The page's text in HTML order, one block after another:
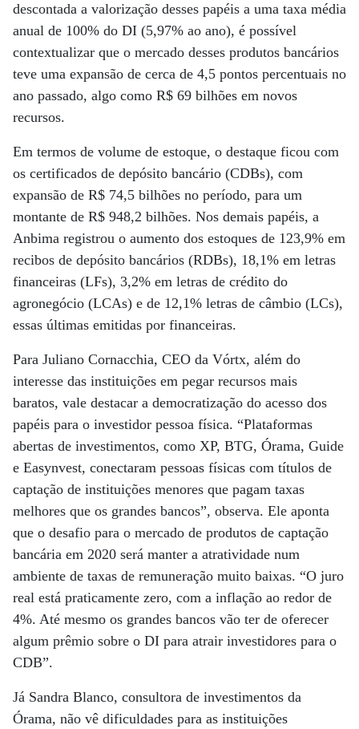
descontada a valorização desses papéis a uma taxa média
anual de 100% do DI (5,97% ao ano), é possível
contextualizar que o mercado desses produtos bancários
teve uma expansão de cerca de 4,5 pontos percentuais no
ano passado, algo como R$ 69 bilhões em novos
recursos.
Em termos de volume de estoque, o destaque ficou com
os certificados de depósito bancário (CDBs), com
expansão de R$ 74,5 bilhões no período, para um
montante de R$ 948,2 bilhões. Nos demais papéis, a
Anbima registrou o aumento dos estoques de 123,9% em
recibos de depósito bancários (RDBs), 18,1% em letras
financeiras (LFs), 3,2% em letras de crédito do
agronegócio (LCAs) e de 12,1% letras de câmbio (LCs),
essas últimas emitidas por financeiras.
Para Juliano Cornacchia, CEO da Vórtx, além do
interesse das instituições em pegar recursos mais
baratos, vale destacar a democratização do acesso dos
papéis para o investidor pessoa física. “Plataformas
abertas de investimentos, como XP, BTG, Órama, Guide
e Easynvest, conectaram pessoas físicas com títulos de
captação de instituições menores que pagam taxas
melhores que os grandes bancos”, observa. Ele aponta
que o desafio para o mercado de produtos de captação
bancária em 2020 será manter a atratividade num
ambiente de taxas de remuneração muito baixas. “O juro
real está praticamente zero, com a inflação ao redor de
4%. Até mesmo os grandes bancos vão ter de oferecer
algum prêmio sobre o DI para atrair investidores para o
CDB”.
Já Sandra Blanco, consultora de investimentos da
Órama, não vê dificuldades para as instituições